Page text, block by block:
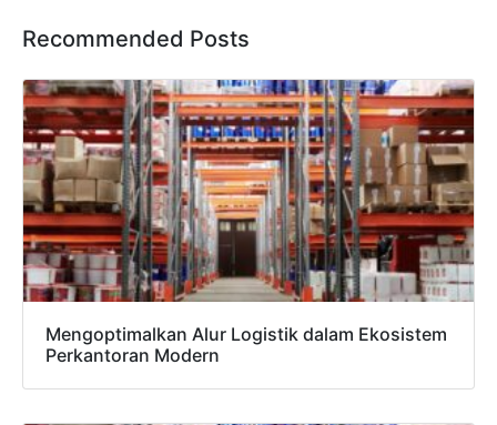
Recommended Posts
Mengoptimalkan Alur Logistik dalam Ekosistem
Perkantoran Modern